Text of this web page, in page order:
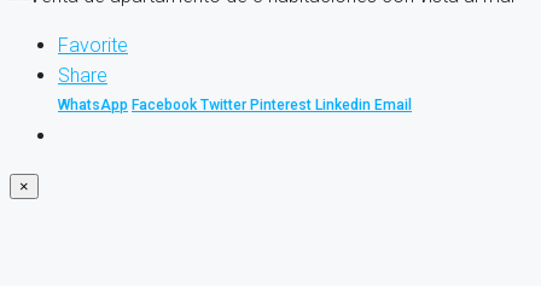
Favorite
Share
WhatsApp Facebook Twitter Pinterest Linkedin Email
×